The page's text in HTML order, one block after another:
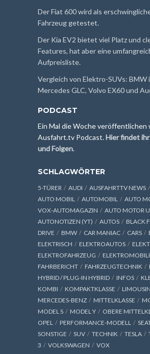
Der Fiat 600 wird als
Fahrzeug getestet.
Der Kia EV2 bietet viel Platz und
Features, hat aber eine
Aufpreisliste.
Vergleich von Elektro-SUVs: BMW
Mercedes GLC, Volvo EX60 und
PODCAST
Ein Mal die Woche veröffentlichen
Ausfahrt.tv Podcast.Hier findet
und Folgen.
SCHLAGWÖRTER
5-TÜRER AUDI AUSFAHRTTV NEWS
AUTO MOBIL
AUTOMOBIL
AUTO
VOX-AUTOMAGAZIN
AUTO MOTOR
AUTONOTIZEN (YT)
AUTOS
BLACK
DRIVE
BMW CAR MANIAC CARS
ELEKTRISCH
ELEKTROAUTOS
ELEKTROFAHRZEUG
FAHRBERICHT
FAHRZEUGTECHNIK
HYBRID / PLUG-IN HYBRID
INFOS
KOMBI
KOMPAKTKLASSE
MERCEDES-BENZ
MITTELKLASSE
MODEL S
MODEL Y
OBERE
OPEL
PERFORMANCE-MODELL
SONSTIGE
SUV TECHNIK TESLA
3
VOLKSWAGEN VOX